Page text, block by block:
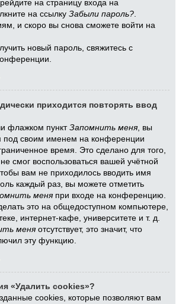
на страницу входа на
на ссылкуЗабыли пароль?
и скоро вы снова сможете войти на
новый пароль, свяжитесь с
приходится повторять ввод
флажком пунктЗапомнить меня , вы
под своим именем на конференции
время. Это сделано для того,
смог воспользоваться вашей учётной
вам не приходилось вводить имя
каждый раз, вы можете отметить
меня при входе на конференцию.
это на общедоступном компьютере,
интернет-кафе, университете и т. д.
меня отсутствует, это значит, что
эту функцию.
«Удалить cookies»?
cookies, которые позволяют вам